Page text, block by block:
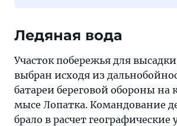
Ледяная вода
Участок побережья для
выбран исходя из
батареи береговой обороны на
мысе Лопатка. Командование
брало в расчет географические